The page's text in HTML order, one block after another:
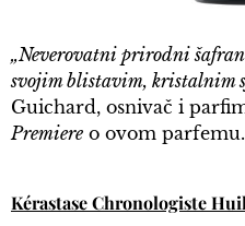
„Neverovatni prirodni
svojim blistavim, kristalnim
Guichard, osnivač i
Premiere o ovom parfemu.
Kérastase Chronologiste